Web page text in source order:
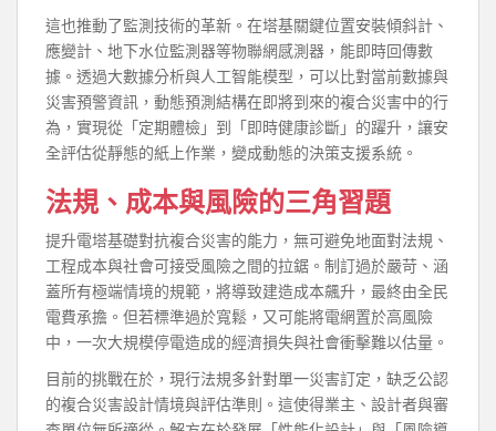
這也推動了監測技術的革新。在塔基關鍵位置安裝傾斜計、
應變計、地下水位監測器等物聯網感測器，能即時回傳數
據。透過大數據分析與人工智能模型，可以比對當前數據與
災害預警資訊，動態預測結構在即將到來的複合災害中的行
為，實現從「定期體檢」到「即時健康診斷」的躍升，讓安
全評估從靜態的紙上作業，變成動態的決策支援系統。
法規、成本與風險的三角習題
提升電塔基礎對抗複合災害的能力，無可避免地面對法規、
工程成本與社會可接受風險之間的拉鋸。制訂過於嚴苛、涵
蓋所有極端情境的規範，將導致建造成本飆升，最終由全民
電費承擔。但若標準過於寬鬆，又可能將電網置於高風險
中，一次大規模停電造成的經濟損失與社會衝擊難以估量。
目前的挑戰在於，現行法規多針對單一災害訂定，缺乏公認
的複合災害設計情境與評估準則。這使得業主、設計者與審